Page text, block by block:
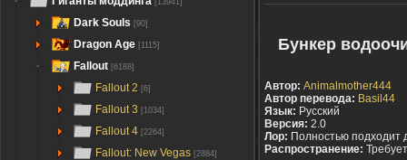
[13941]
Dark Souls [90]
Dragon Age [1115]
Fallout [6188]
Fallout 2 [6]
Fallout 3 [1034]
Fallout 4 [2264]
Fallout: New Vegas [2884]
Бункер
Автор: Animalmother444
Автор перевода: Basil44
Язык: Русский
Версия: 2.0
Лор: Полностью подходит
Распространение: